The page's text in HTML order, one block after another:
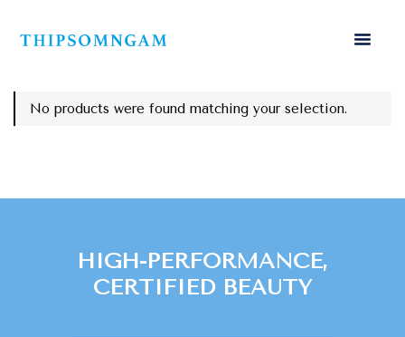
No products were found matching your selection.
HIGH-PERFORMANCE,
CERTIFIED BEAUTY